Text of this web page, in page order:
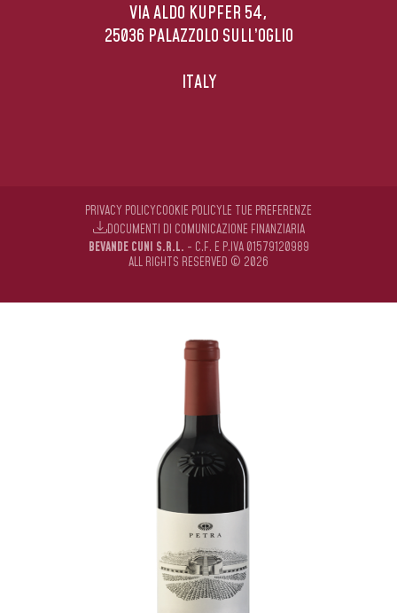
VIA ALDO KUPFER 54,
25036 PALAZZOLO SULL’OGLIO
ITALY
BEVANDE CUNI S.R.L. - C.F. E P.IVA 01579120989
ALL RIGHTS RESERVED © 2026
PRIVACY POLICYCOOKIE POLICYLE TUE PREFERENZE
DOCUMENTI DI COMUNICAZIONE FINANZIARIA